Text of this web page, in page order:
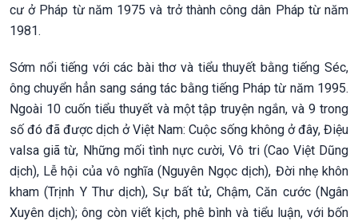
cư ở Pháp từ năm 1975 và trở thành công dân Pháp từ năm
1981.
Sớm nổi tiếng với các bài thơ và tiểu thuyết bằng tiếng Séc,
ông chuyển hẳn sang sáng tác bằng tiếng Pháp từ năm 1995.
Ngoài 10 cuốn tiểu thuyết và một tập truyện ngắn, và 9 trong
số đó đã được dịch ở Việt Nam: Cuộc sống không ở đây, Điệu
valsa giã từ, Những mối tình nực cười, Vô tri (Cao Việt Dũng
dịch), Lễ hội của vô nghĩa (Nguyên Ngọc dịch), Đời nhẹ khôn
kham (Trịnh Y Thư dịch), Sự bất tử, Chậm, Căn cước (Ngân
Xuyên dịch); ông còn viết kịch, phê bình và tiểu luận, với bốn